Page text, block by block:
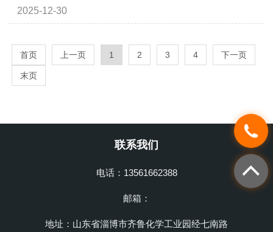
流程一般包括设...
质量稳定、减少现场施工人员等优势，越
起到了积极作用，还能有效降低施工过程
中的安全风险。随着建筑工业化的不断推
进，装配式钢筋桁架板的应用范围逐渐扩
大，成为现代...
2025-12-30
首页 上一页 1 2 3 4 下一页
末页
联系我们
电话：13561662388
邮箱：
地址：山东省淄博市齐鲁化学工业园经七南路